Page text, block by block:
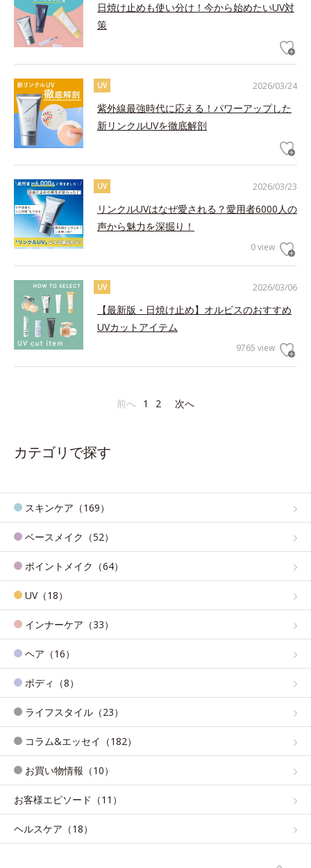
日焼け止めも使い分け！今から始めたいUV対
策
2026/03/24
UV
紫外線最強時代に応える！パワーアップした
新リンクルUVを徹底解剖
2026/03/23
UV
リンクルUVはなぜ愛される？愛用者6000人の
声から魅力を深掘り！
0 view
2026/03/06
UV
【最新版・日焼け止め】オルビスのおすすめ
UVカットアイテム
9765 view
前へ 1 2 次へ
カテゴリで探す
スキンケア（169）
ベースメイク（52）
ポイントメイク（64）
UV（18）
インナーケア（33）
ヘア（16）
ボディ（8）
ライフスタイル（23）
コラム&エッセイ（182）
お買い物情報（10）
お客様エピソード（11）
ヘルスケア（18）